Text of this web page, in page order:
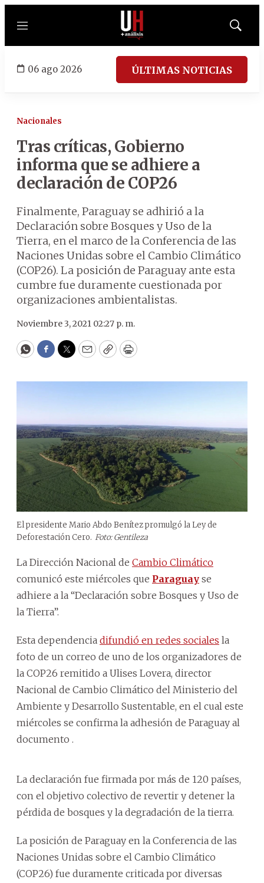
Menú
Mostrar
06 ago 2026 ÚLTIMAS NOTICIAS
Nacionales
Tras críticas, Gobierno
informa que se adhiere a
declaración de COP26
Finalmente, Paraguay se adhirió a la
Declaración sobre Bosques y Uso de la
Tierra, en el marco de la Conferencia de las
Naciones Unidas sobre el Cambio Climático
(COP26). La posición de Paraguay ante esta
cumbre fue duramente cuestionada por
organizaciones ambientalistas.
Noviembre 3, 2021 02:27 p. m.
WhatsApp
Facebook
Twitter
EmailCopyPrint
El presidente Mario Abdo Benítez promulgó la Ley de
Deforestación Cero. Foto: Gentileza
La Dirección Nacional de Cambio Climático
comunicó este miércoles que Paraguay se
adhiere a la “Declaración sobre Bosques y Uso de
la Tierra”.
Esta dependencia difundió en redes sociales la
foto de un correo de uno de los organizadores de
la COP26 remitido a Ulises Lovera, director
Nacional de Cambio Climático del Ministerio del
Ambiente y Desarrollo Sustentable, en el cual este
miércoles se confirma la adhesión de Paraguay al
documento .
La declaración fue firmada por más de 120 países,
con el objetivo colectivo de revertir y detener la
pérdida de bosques y la degradación de la tierra.
La posición de Paraguay en la Conferencia de las
Naciones Unidas sobre el Cambio Climático
(COP26) fue duramente criticada por diversas